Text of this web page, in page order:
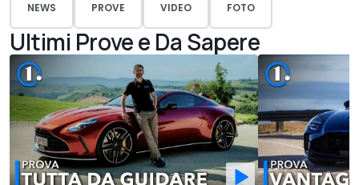
NEWS PROVE VIDEO FOTO
Ultimi Prove e Da Sapere